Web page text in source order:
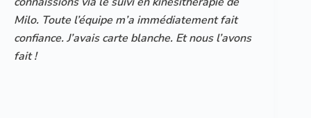
Milo. Toute l’équipe m’a immédiatement fait
confiance. J’avais carte blanche. Et nous l’avons
fait !